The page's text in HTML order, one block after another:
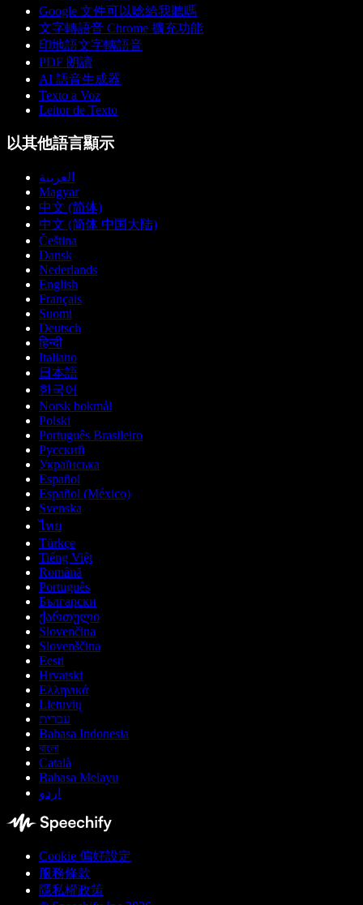
Google 文件可以唸給我聽嗎
文字轉語音 Chrome 擴充功能
印地語文字轉語音
PDF 朗讀
AI 語音生成器
Texto a Voz
Leitor de Texto
以其他語言顯示
العربية
Magyar
中文 (简体)
中文 (简体 中国大陆)
Čeština
Dansk
Nederlands
English
Français
Suomi
Deutsch
हिन्दी
Italiano
日本語
한국어
Norsk bokmål
Polski
Português Brasileiro
Русский
Українська
Español
Español (México)
Svenska
ไทย
Türkçe
Tiếng Việt
Română
Português
Български
ქართული
Slovenčina
Slovenščina
Eesti
Hrvatski
Ελληνικά
Lietuvių
עברית
Bahasa Indonesia
বাংলা
Català
Bahasa Melayu
اردو
Cookie 偏好設定
服務條款
隱私權政策